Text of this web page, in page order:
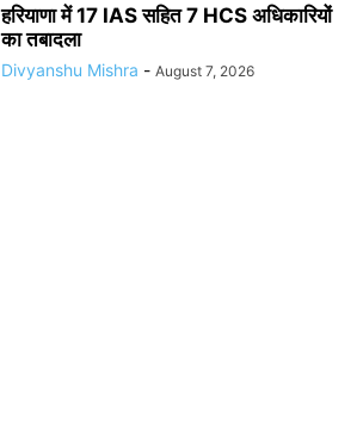
हरियाणा में 17 IAS सहित 7 HCS अधिकारियों
का तबादला
Divyanshu Mishra - August 7, 2026